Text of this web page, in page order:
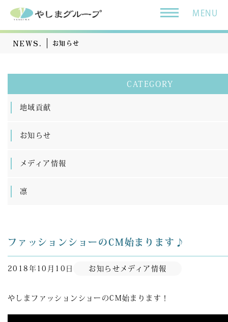
MENU
NEWS. お知らせ
CATEGORY
地域貢献
お知らせ
メディア情報
凛
ファッションショーのCM始まります♪
2018年10月10日 お知らせ メディア情報
やしまファッションショーのCM始まります！